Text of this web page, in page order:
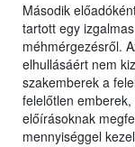
Második
tartott egy
méhmérgezésről.
elhullásáért nem
szakemberek a
felelőtlen
előírásoknak
mennyiséggel